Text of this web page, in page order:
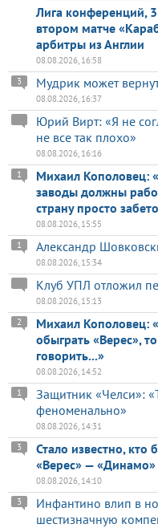
Лига конференций,
втором матче
арбитры из Англии
08.08.2026, 16:58
Мудрик может
3
08.08.2026, 16:37
Юрий Вирт: «Я не
не все так плохо»
08.08.2026, 16:16
Михаил Кополовец:
заводы должны
страну просто
1
08.08.2026, 15:55
Александр
1
08.08.2026, 15:34
Клуб УПЛ отложил
08.08.2026, 15:13
Михаил Кополовец:
обыграть «Верес»,
говорить...»
2
08.08.2026, 14:52
Защитник «Челси»:
феноменально»
1
08.08.2026, 14:31
Стало известно, кто
«Верес» — «Динамо»
3
08.08.2026, 14:10
Инфантино влип в
шестизначную
3